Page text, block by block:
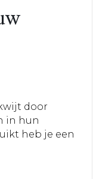
door
in hun
heb je een